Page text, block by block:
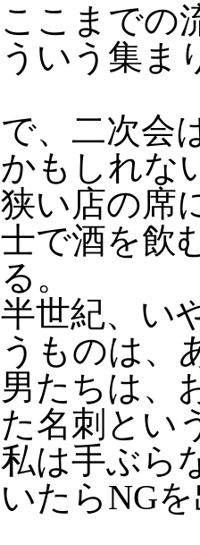
ここまでの
ういう集ま
で、二次会
かもしれな
狭い店の席
士で酒を飲
る。
半世紀、い
うものは、
男たちは、
た名刺とい
私は手ぶら
いたらNG